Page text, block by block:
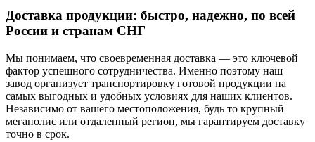
Доставка продукции: быстро, надежно, по всей
России и странам СНГ
Мы понимаем, что своевременная доставка — это ключевой
фактор успешного сотрудничества. Именно поэтому наш
завод организует транспортировку готовой продукции на
самых выгодных и удобных условиях для наших клиентов.
Независимо от вашего местоположения, будь то крупный
мегаполис или отдаленный регион, мы гарантируем доставку
точно в срок.